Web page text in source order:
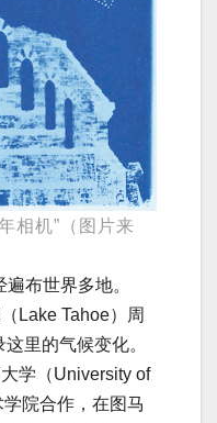
相机”（图片来
布世界多地。
Lake Tahoe）周
里的气候变化。
学（University of
院合作，在图马